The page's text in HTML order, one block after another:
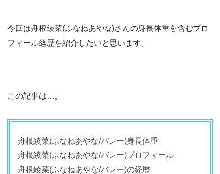
今回は舟根綾菜(ふなねあやな)さんの身長体重を含むプロ
フィール経歴を紹介したいと思います。
この記事は…。
舟根綾菜(ふなねあやな/バレー)身長体重
舟根綾菜(ふなねあやな/バレー)プロフィール
舟根綾菜(ふなねあやな/バレー)の経歴